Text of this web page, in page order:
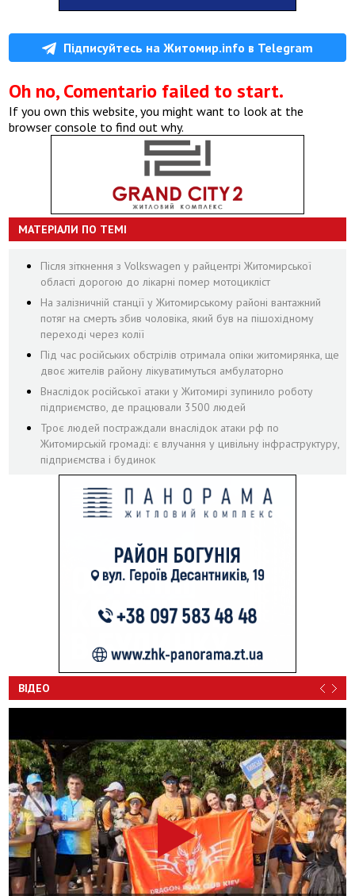
Підписуйтесь на Житомир.info в Telegram
Oh no, Comentario failed to start.
If you own this website, you might want to look at the
browser console to find out why.
МАТЕРІАЛИ ПО ТЕМІ
Після зіткнення з Volkswagen у райцентрі Житомирської
області дорогою до лікарні помер мотоцикліст
На залізничній станції у Житомирському районі вантажний
потяг на смерть збив чоловіка, який був на пішохідному
переході через колії
Під час російських обстрілів отримала опіки житомирянка, ще
двоє жителів району лікуватимуться амбулаторно
Внаслідок російської атаки у Житомирі зупинило роботу
підприємство, де працювали 3500 людей
Троє людей постраждали внаслідок атаки рф по
Житомирській громаді: є влучання у цивільну інфраструктуру,
підприємства і будинок
ВІДЕО